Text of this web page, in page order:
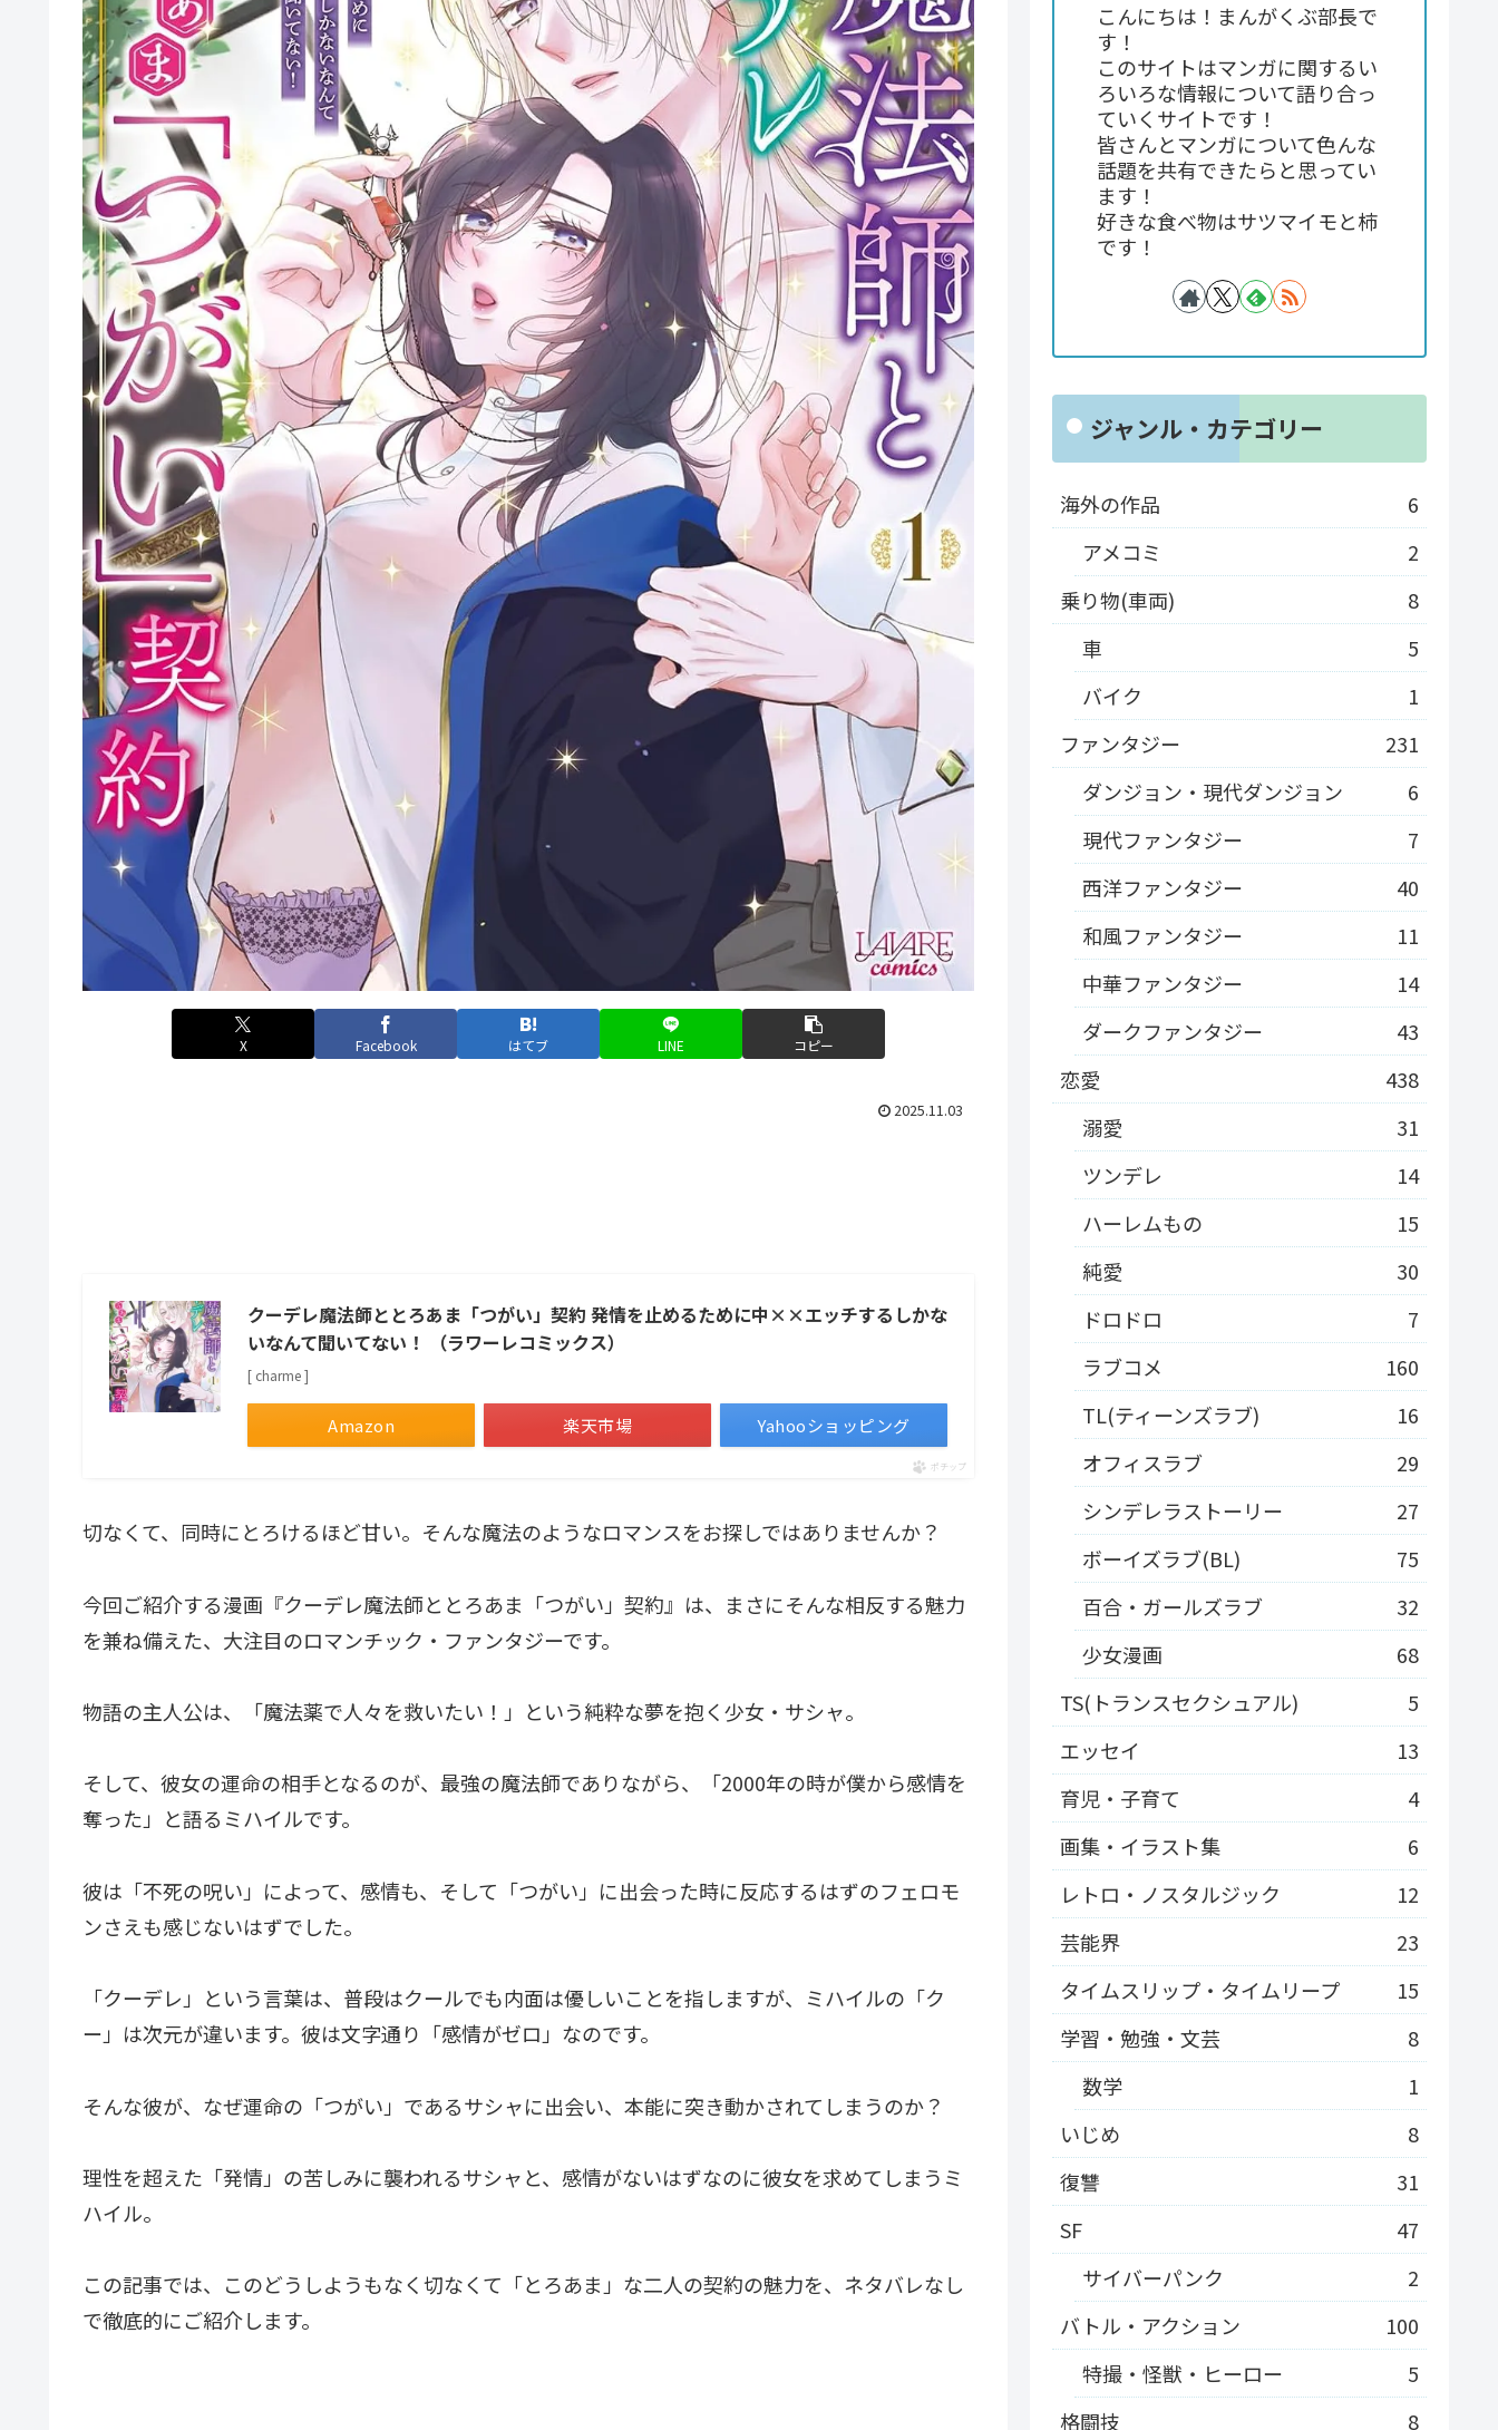
X Facebook はてブ LINE コピー
2025.11.03
クーデレ魔法師ととろあま「つがい」契約 発情を止めるために中××エッチするしかな
いなんて聞いてない！ （ラワーレコミックス）
[ charme ]
Amazon 楽天市場 Yahooショッピング
ポチップ
切なくて、同時にとろけるほど甘い。そんな魔法のようなロマンスをお探しではありませんか？
今回ご紹介する漫画『クーデレ魔法師ととろあま「つがい」契約』は、まさにそんな相反する魅力
を兼ね備えた、大注目のロマンチック・ファンタジーです。
物語の主人公は、「魔法薬で人々を救いたい！」という純粋な夢を抱く少女・サシャ。
そして、彼女の運命の相手となるのが、最強の魔法師でありながら、「2000年の時が僕から感情を
奪った」と語るミハイルです。
彼は「不死の呪い」によって、感情も、そして「つがい」に出会った時に反応するはずのフェロモ
ンさえも感じないはずでした。
「クーデレ」という言葉は、普段はクールでも内面は優しいことを指しますが、ミハイルの「ク
ー」は次元が違います。彼は文字通り「感情がゼロ」なのです。
そんな彼が、なぜ運命の「つがい」であるサシャに出会い、本能に突き動かされてしまうのか？
理性を超えた「発情」の苦しみに襲われるサシャと、感情がないはずなのに彼女を求めてしまうミ
ハイル。
この記事では、このどうしようもなく切なくて「とろあま」な二人の契約の魅力を、ネタバレなし
で徹底的にご紹介します。
こんにちは！まんがくぶ部長で
す！
このサイトはマンガに関するい
ろいろな情報について語り合っ
ていくサイトです！
皆さんとマンガについて色んな
話題を共有できたらと思ってい
ます！
好きな食べ物はサツマイモと柿
です！
ジャンル・カテゴリー
海外の作品
6
アメコミ
2
乗り物(車両)
8
車
5
バイク
1
ファンタジー
231
ダンジョン・現代ダンジョン
6
現代ファンタジー
7
西洋ファンタジー
40
和風ファンタジー
11
中華ファンタジー
14
ダークファンタジー
43
恋愛
438
溺愛
31
ツンデレ
14
ハーレムもの
15
純愛
30
ドロドロ
7
ラブコメ
160
TL(ティーンズラブ)
16
オフィスラブ
29
シンデレラストーリー
27
ボーイズラブ(BL)
75
百合・ガールズラブ
32
少女漫画
68
TS(トランスセクシュアル)
5
エッセイ
13
育児・子育て
4
画集・イラスト集
6
レトロ・ノスタルジック
12
芸能界
23
タイムスリップ・タイムリープ
15
学習・勉強・文芸
8
数学
1
いじめ
8
復讐
31
SF
47
サイバーパンク
2
バトル・アクション
100
特撮・怪獣・ヒーロー
5
格闘技
8